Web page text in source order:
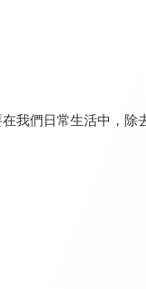
我們日常生活中，